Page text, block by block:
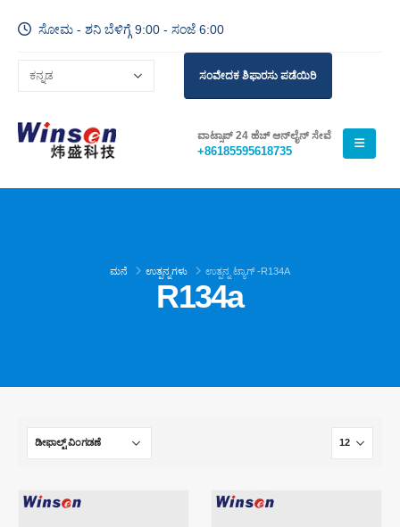
ಸೋಮ - ಶನಿ ಬೆಳಿಗ್ಗೆ 9:00 - ಸಂಜೆ 6:00
ಸಂವೇದಕ ಶಿಫಾರಸು ಪಡೆಯಿರಿ
ವಾಟ್ಸಾಪ್ 24 ಹೆಚ್ ಆನ್‌ಲೈನ್ ಸೇವೆ
+86185595618735
ಮನೆ ಉತ್ಪನ್ನಗಳು ಉತ್ಪನ್ನ ಟ್ಯಾಗ್ -R134A
R134a